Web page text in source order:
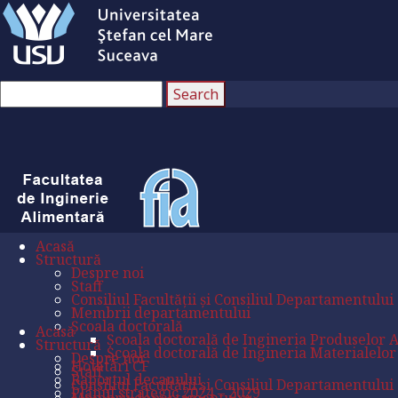
Acasă
Structură
Despre noi
Staff
Consiliul Facultății și Consiliul Departamentului
Membrii departamentului
Școala doctorală
Școala doctorală de Ingineria Produselor
Școala doctorală de Ingineria Materialelor
Hotătâri CF
Raportul decanului
Planul strategic 2024 – 2029
Acasă
Structură
Despre noi
Staff
Consiliul Facultății și Consiliul Departamentului